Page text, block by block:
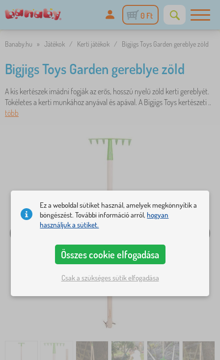
0 Ft
Banaby.hu » Játékok / Kerti játékok / Bigjigs Toys Garden gereblye zöld
Bigjigs Toys Garden gereblye zöld
A kis kertészek imádni fogják az erős, hosszú nyelű zöld kerti gereblyét.
Tökéletes a kerti munkához anyával és apával. A Bigjigs Toys kertészeti ..
több
Ez a weboldal sütiket használ, amelyek megkönnyítik a
böngészést. További információ arról,hogyan
használjuk a sütiket.
Összes cookie elfogadása
Csak a szükséges sütik elfogadása